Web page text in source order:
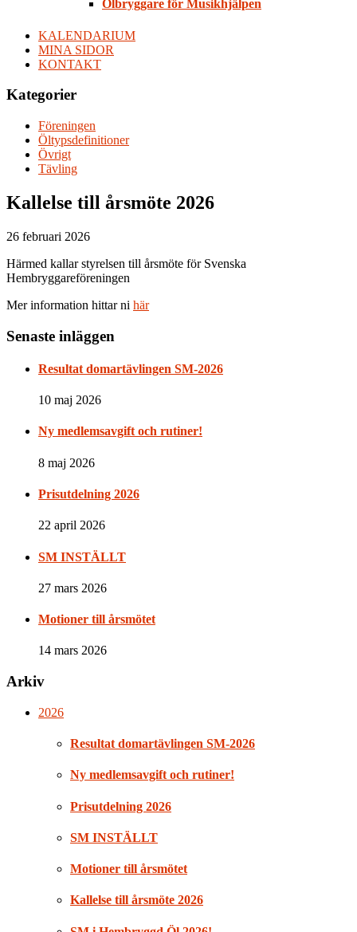
Ölbryggare för Musikhjälpen
KALENDARIUM
MINA SIDOR
KONTAKT
Kategorier
Föreningen
Öltypsdefinitioner
Övrigt
Tävling
Kallelse till årsmöte 2026
26 februari 2026
Härmed kallar styrelsen till årsmöte för Svenska
Hembryggareföreningen
Mer information hittar ni här
Senaste inläggen
Resultat domartävlingen SM-2026
10 maj 2026
Ny medlemsavgift och rutiner!
8 maj 2026
Prisutdelning 2026
22 april 2026
SM INSTÄLLT
27 mars 2026
Motioner till årsmötet
14 mars 2026
Arkiv
2026
Resultat domartävlingen SM-2026
Ny medlemsavgift och rutiner!
Prisutdelning 2026
SM INSTÄLLT
Motioner till årsmötet
Kallelse till årsmöte 2026